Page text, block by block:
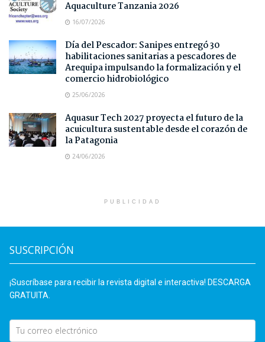
Aquaculture Tanzania 2026
16/07/2026
Día del Pescador: Sanipes entregó 30
habilitaciones sanitarias a pescadores de
Arequipa impulsando la formalización y el
comercio hidrobiológico
25/06/2026
Aquasur Tech 2027 proyecta el futuro de la
acuicultura sustentable desde el corazón de
la Patagonia
24/06/2026
PUBLICIDAD
SUSCRIPCIÓN
¡Suscríbase para recibir la revista digital e interactiva! DESCARGA
GRATUITA.